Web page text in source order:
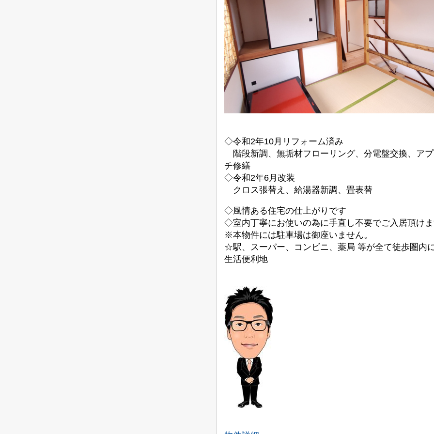
◇令和2年10月リフォーム済み
階段新調、無垢材フローリング、分電盤交換、ア
チ修繕
◇令和2年6月改装
クロス張替え、給湯器新調、畳表替
◇風情ある住宅の仕上がりです
◇室内丁寧にお使いの為に手直し不要でご入居頂け
※本物件には駐車場は御座いません。
☆駅、スーパー、コンビニ、薬局 等が全て徒歩圏内
生活便利地